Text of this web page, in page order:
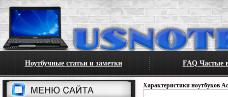
Ноутбучные статьи и заметки FAQ Частые
Характеристики ноутбуков